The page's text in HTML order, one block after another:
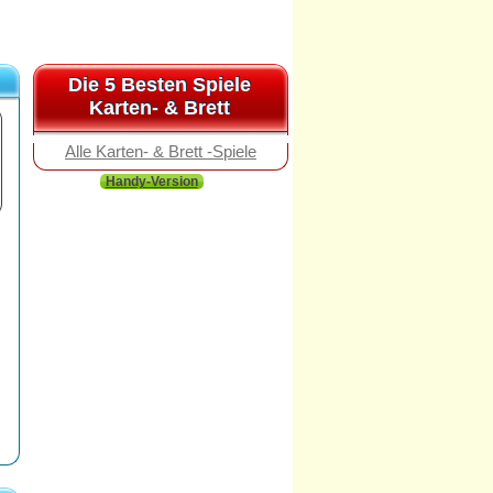
Die 5 Besten Spiele
Die 5 Besten Spiele
Karten- & Brett
Karten- & Brett
Alle Karten- & Brett -Spiele
Handy-Version